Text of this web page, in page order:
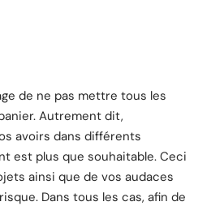
de ne pas mettre tous les
Autrement dit,
avoirs dans différents
est plus que souhaitable. Ceci
ainsi que de vos audaces
Dans tous les cas, afin de